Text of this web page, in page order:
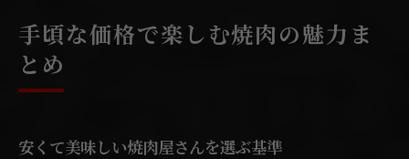
手頃な価格で楽しむ焼肉の魅力ま
とめ
安くて美味しい焼肉屋さんを選ぶ基準